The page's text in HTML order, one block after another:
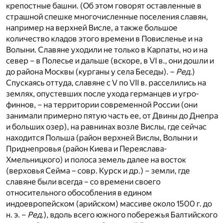
крепостные башни. (Об этом говорят оставленные в
страшной спешке многочисленные поселения славян,
например на верхней Висле, а также большое
количество кладов этого времени в Повисленье и на
Волыни. Славяне уходили не только в Карпаты, но и на
север – в Полесье и дальше (вскоре, в VI в., они дошли и
до района Москвы (курганы у села Беседы). – Ред.)
Спускаясь оттуда, славяне с V по VII в. расселились на
землях, опустевших после ухода германцев и угро-
финнов, – на территории современной России (они
занимали примерно пятую часть ее, от Двины до Днепра
и больших озер), на равнинах возле Вислы, где сейчас
находится Польша (район верхней Вислы, Волыни и
Приднепровья (район Киева и Переяслава-
Хмельницкого) и полоса земель далее на восток
(верховья Сейма – совр. Курск и др.) – земли, где
славяне были всегда – со времени своего
относительного обособления в едином
индоевропейском (арийском) массиве около 1500 г. до
н. э. – Ред.), вдоль всего южного побережья Балтийского